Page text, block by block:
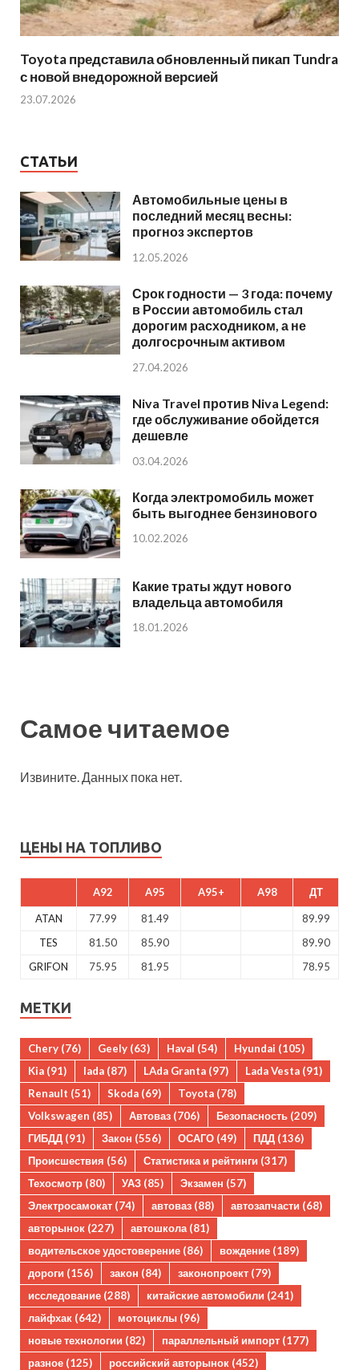
Toyota представила обновленный пикап Tundra
с новой внедорожной версией
23.07.2026
СТАТЬИ
Автомобильные цены в
последний месяц весны:
прогноз экспертов
12.05.2026
Срок годности — 3 года: почему
в России автомобиль стал
дорогим расходником, а не
долгосрочным активом
27.04.2026
Niva Travel против Niva Legend:
где обслуживание обойдется
дешевле
03.04.2026
Когда электромобиль может
быть выгоднее бензинового
10.02.2026
Какие траты ждут нового
владельца автомобиля
18.01.2026
Самое читаемое
Извините. Данных пока нет.
ЦЕНЫ НА ТОПЛИВО
A92 A95 A95+ A98 ДТ
ATAN 77.99 81.49
89.99
TES
81.50 85.90
89.90
GRIFON
75.95 81.95 78.95
МЕТКИ
Chery (76) Geely (63) Haval (54) Hyundai (105)
Kia (91) lada (87) LAda Granta (97) Lada Vesta (91)
Renault (51) Skoda (69) Toyota (78)
Volkswagen (85) Автоваз (706) Безопасность (209)
ГИБДД (91) Закон (556) ОСАГО (49) ПДД (136)
Происшествия (56) Статистика и рейтинги (317)
Техосмотр (80) УАЗ (85) Экзамен (57)
Электросамокат (74) автоваз (88) автозапчасти (68)
авторынок (227) автошкола (81)
водительское удостоверение (86) вождение (189)
дороги (156) закон (84) законопроект (79)
исследование (288) китайские автомобили (241)
лайфхак (642) мотоциклы (96)
новые технологии (82) параллельный импорт (177)
разное (125) российский авторынок (452)